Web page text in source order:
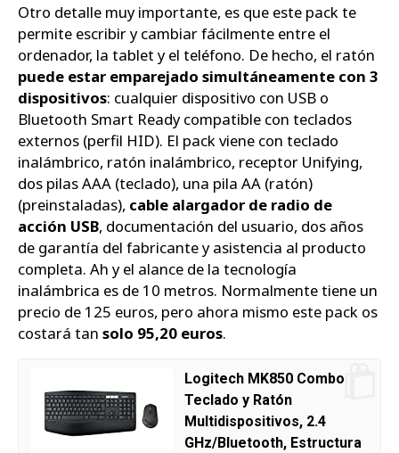
Otro detalle muy importante, es que este pack te
permite escribir y cambiar fácilmente entre el
ordenador, la tablet y el teléfono. De hecho, el ratón
puede estar emparejado simultáneamente con 3
dispositivos: cualquier dispositivo con USB o
Bluetooth Smart Ready compatible con teclados
externos (perfil HID). El pack viene con teclado
inalámbrico, ratón inalámbrico, receptor Unifying,
dos pilas AAA (teclado), una pila AA (ratón)
(preinstaladas), cable alargador de radio de
acción USB, documentación del usuario, dos años
de garantía del fabricante y asistencia al producto
completa. Ah y el alance de la tecnología
inalámbrica es de 10 metros. Normalmente tiene un
precio de 125 euros, pero ahora mismo este pack os
costará tan solo 95,20 euros.
Logitech MK850 Combo
Teclado y Ratón
Multidispositivos, 2.4
GHz/Bluetooth, Estructura